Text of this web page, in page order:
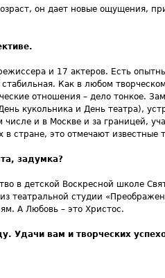
он дает новые ощущения,
и 17 актеров. Есть
Как в любом
отношения – дело тонкое.
кукольника и День театра),
и в Москве и за границей,
стране, это отмечают известные
задумка?
в детской Воскресной школе
театральной студии
А Любовь – это Христос.
Удачи вам и творческих